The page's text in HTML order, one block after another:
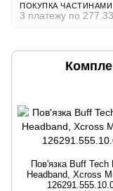
ПОКУПКА ЧАСТИНАМИ
3 платежу по
Пов'язка Buff Tech
Headband, Xcross